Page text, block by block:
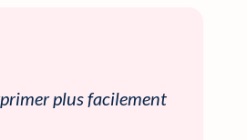
plus facilement